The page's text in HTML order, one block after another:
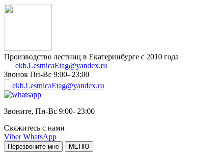
Производство лестниц в Екатеринбурге с 2010 года
ekb.LestnicaEtag@yandex.ru
Звонок Пн-Вс 9:00- 23:00
ekb.LestnicaEtag@yandex.ru
Звоните, Пн-Вс 9:00- 23:00
Свяжитесь с нами
Viber WhatsApp
Перезвоните мне МЕНЮ